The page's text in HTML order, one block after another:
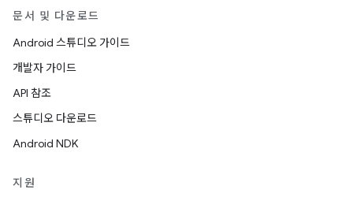
문서 및 다운로드
Android 스튜디오 가이드
개발자 가이드
API 참조
스튜디오 다운로드
Android NDK
지원